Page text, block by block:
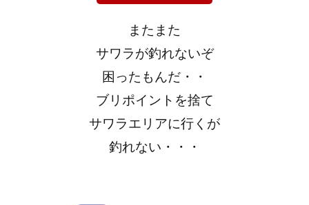
またまた
サワラが釣れないぞ
困ったもんだ・・
ブリポイントを捨て
サワラエリアに行くが
釣れない・・・